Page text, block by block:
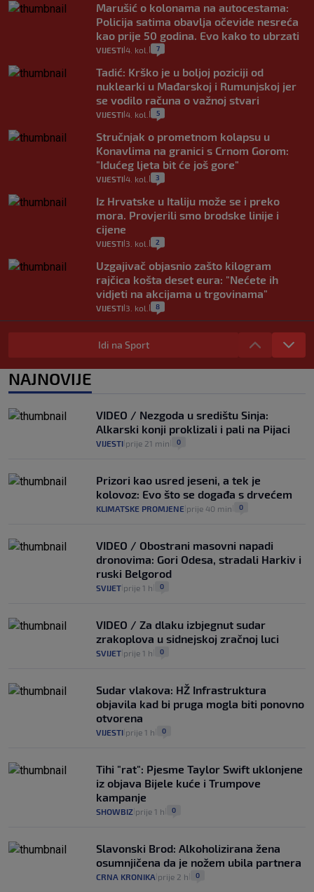
Marušić o kolonama na autocestama:
Policija satima obavlja očevide nesreća
kao prije 50 godina. Evo kako to ubrzati
VIJESTI 4. kol. 7
Tadić: Krško je u boljoj poziciji od
nuklearki u Mađarskoj i Rumunjskoj jer
se vodilo računa o važnoj stvari
VIJESTI 4. kol. 5
Stručnjak o prometnom kolapsu u
Konavlima na granici s Crnom Gorom:
"Idućeg ljeta bit će još gore"
VIJESTI 4. kol. 3
Iz Hrvatske u Italiju može se i preko
mora. Provjerili smo brodske linije i
cijene
VIJESTI 3. kol. 2
Uzgajivač objasnio zašto kilogram
rajčica košta deset eura: "Nećete ih
vidjeti na akcijama u trgovinama"
VIJESTI 3. kol. 8
Selidba je jedno od stresnijih iskustava.
Evo aktualnih cijena i nekoliko savjeta
0
automobilom na Hvar iz Zagreba, a
koliko iz Osijeka
14
Idi na Sport
NAJNOVIJE
VIDEO / Nezgoda u središtu Sinja:
Alkarski konji proklizali i pali na Pijaci
VIJESTI prije 21 min 0
Prizori kao usred jeseni, a tek je
kolovoz: Evo što se događa s drvećem
KLIMATSKE PROMJENE prije 40 min 0
VIDEO / Obostrani masovni napadi
dronovima: Gori Odesa, stradali Harkiv i
ruski Belgorod
SVIJET prije 1 h 0
VIDEO / Za dlaku izbjegnut sudar
zrakoplova u sidnejskoj zračnoj luci
SVIJET prije 1 h 0
Sudar vlakova: HŽ Infrastruktura
objavila kad bi pruga mogla biti ponovno
otvorena
VIJESTI prije 1 h 0
Tihi "rat": Pjesme Taylor Swift uklonjene
iz objava Bijele kuće i Trumpove
kampanje
SHOWBIZ prije 1 h 0
Slavonski Brod: Alkoholizirana žena
osumnjičena da je nožem ubila partnera
CRNA KRONIKA prije 2 h 0